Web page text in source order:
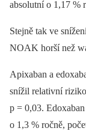
absolutní o 1,17 %
Stejně tak ve
NOAK horší než
Apixaban a
snížil relativní
p = 0,03.
o 1,3 % ročně,